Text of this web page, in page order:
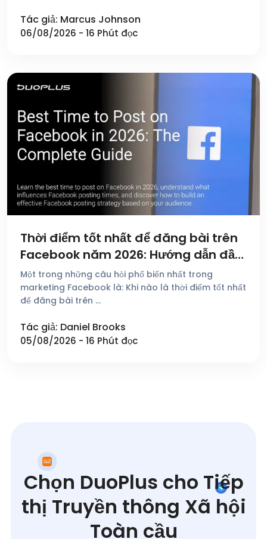
Tác giả: Marcus Johnson
06/08/2026 - 16 Phút đọc
Thời điểm tốt nhất để đăng bài trên
Facebook năm 2026: Hướng dẫn đầy
đủ
Một trong những câu hỏi phổ biến nhất trong
marketing Facebook là: Khi nào là thời điểm tốt nhất
để đăng bài trên …
Tác giả: Daniel Brooks
05/08/2026 - 16 Phút đọc
Chọn DuoPlus cho Tiếp
thị Truyền thông Xã hội
Toàn cầu